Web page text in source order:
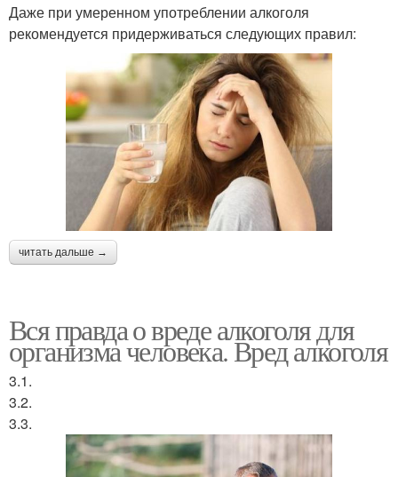
Даже при умеренном употреблении алкоголя
рекомендуется придерживаться следующих правил:
читать дальше →
Вся правда о вреде алкоголя для
организма человека. Вред алкоголя
3.1.
3.2.
3.3.